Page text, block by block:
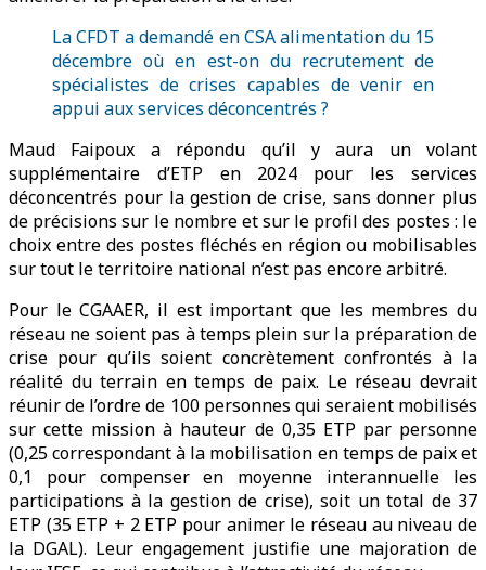
La CFDT a demandé en CSA alimentation du 15
décembre où en est-on du recrutement de
spécialistes de crises capables de venir en
appui aux services déconcentrés ?
Maud Faipoux a répondu qu’il y aura un volant
supplémentaire d’ETP en 2024 pour les services
déconcentrés pour la gestion de crise, sans donner plus
de précisions sur le nombre et sur le profil des postes : le
choix entre des postes fléchés en région ou mobilisables
sur tout le territoire national n’est pas encore arbitré.
Pour le CGAAER, il est important que les membres du
réseau ne soient pas à temps plein sur la préparation de
crise pour qu’ils soient concrètement confrontés à la
réalité du terrain en temps de paix. Le réseau devrait
réunir de l’ordre de 100 personnes qui seraient mobilisés
sur cette mission à hauteur de 0,35 ETP par personne
(0,25 correspondant à la mobilisation en temps de paix et
0,1 pour compenser en moyenne interannuelle les
participations à la gestion de crise), soit un total de 37
ETP (35 ETP + 2 ETP pour animer le réseau au niveau de
la DGAL). Leur engagement justifie une majoration de